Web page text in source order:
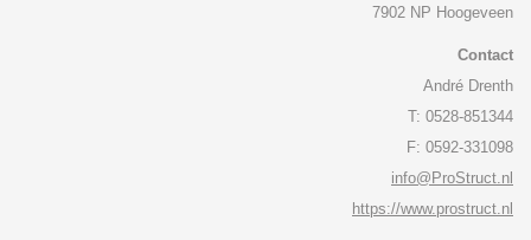
7902 NP Hoogeveen
Contact
André Drenth
T: 0528-851344
F: 0592-331098
info@ProStruct.nl
https://www.prostruct.nl